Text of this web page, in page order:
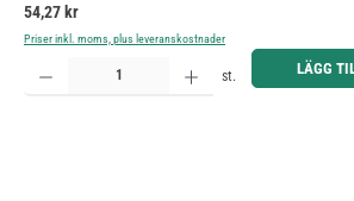
Ordinarie pris:
54,27 kr
Priser inkl. moms, plus leveranskostnader
Produktkvantitet: Ange önskat belopp eller använd knapparna
st. LÄGG